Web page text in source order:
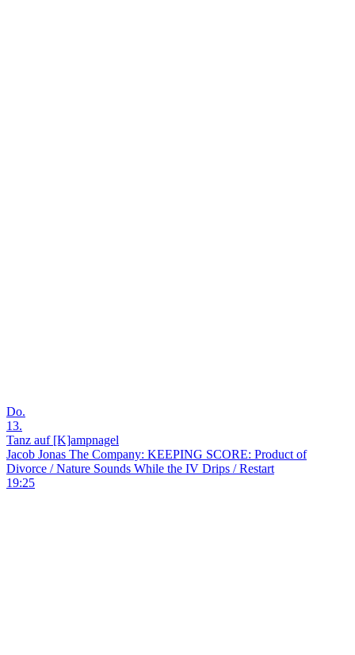
Do.
13.
Tanz auf [K]ampnagel
Jacob Jonas The Company: KEEPING SCORE: Product of
Divorce / Nature Sounds While the IV Drips / Restart
19:25